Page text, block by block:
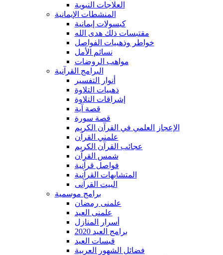
العلاجات النبوية
المنشطات الإيمانية
كبسولات إيمانية
مقتبسات ذلك هدى الله
خواطر وذهبيات الفواصل
نسائم الأمل
مواهب الروضات
البرامج القرآنية
أنوار التفسير
ذهبيات التلاوة
إشراقات التلاوة
قصة آية
قصة سورة
الإعجاز العلمي في القرآن الكريم
علمني القرآن
عجائب القرآن الكريم
شمس القرآن
فواصل قرآنية
المتشابهات القرآنية
البيت القرآنى
برامج موسمية
علمنى رمضان
علمنى العيد
أسرار المنازل
برامج العيد 2020
قبسات العيد
فضائل الشهور العربية